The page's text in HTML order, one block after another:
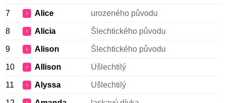
7 ♀ Alice urozeného původu
8 ♀ Alicia Šlechtického původu
9 ♀ Alison Šlechtického původu
10 ♀ Allison Ušlechtilý
11 ♀ Alyssa Ušlechtilý